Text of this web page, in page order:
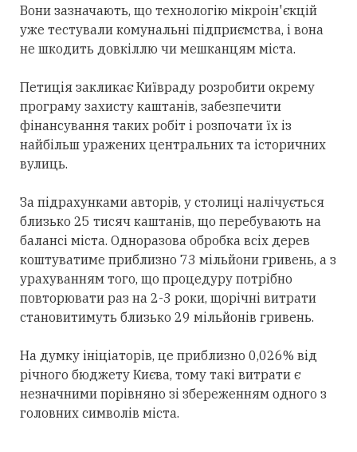
Вони зазначають, що технологію мікроін'єкцій
уже тестували комунальні підприємства, і вона
не шкодить довкіллю чи мешканцям міста.
Петиція закликає Київраду розробити окрему
програму захисту каштанів, забезпечити
фінансування таких робіт і розпочати їх із
найбільш уражених центральних та історичних
вулиць.
За підрахунками авторів, у столиці налічується
близько 25 тисяч каштанів, що перебувають на
балансі міста. Одноразова обробка всіх дерев
коштуватиме приблизно 73 мільйони гривень, а з
урахуванням того, що процедуру потрібно
повторювати раз на 2-3 роки, щорічні витрати
становитимуть близько 29 мільйонів гривень.
На думку ініціаторів, це приблизно 0,026% від
річного бюджету Києва, тому такі витрати є
незначними порівняно зі збереженням одного з
головних символів міста.